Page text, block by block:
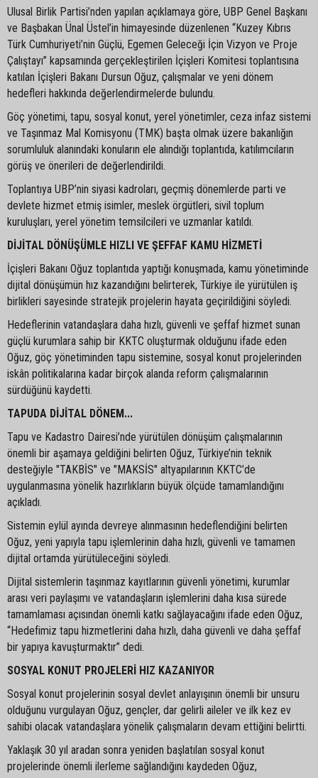
Ulusal Birlik Partisi’nden yapılan açıklamaya göre, UBP Genel Başkanı
ve Başbakan Ünal Üstel’in himayesinde düzenlenen “Kuzey Kıbrıs
Türk Cumhuriyeti’nin Güçlü, Egemen Geleceği İçin Vizyon ve Proje
Çalıştayı” kapsamında gerçekleştirilen İçişleri Komitesi toplantısına
katılan İçişleri Bakanı Dursun Oğuz, çalışmalar ve yeni dönem
hedefleri hakkında değerlendirmelerde bulundu.
Göç yönetimi, tapu, sosyal konut, yerel yönetimler, ceza infaz sistemi
ve Taşınmaz Mal Komisyonu (TMK) başta olmak üzere bakanlığın
sorumluluk alanındaki konuların ele alındığı toplantıda, katılımcıların
görüş ve önerileri de değerlendirildi.
Toplantıya UBP’nin siyasi kadroları, geçmiş dönemlerde parti ve
devlete hizmet etmiş isimler, meslek örgütleri, sivil toplum
kuruluşları, yerel yönetim temsilcileri ve uzmanlar katıldı.
DİJİTAL DÖNÜŞÜMLE HIZLI VE ŞEFFAF KAMU HİZMETİ
İçişleri Bakanı Oğuz toplantıda yaptığı konuşmada, kamu yönetiminde
dijital dönüşümün hız kazandığını belirterek, Türkiye ile yürütülen iş
birlikleri sayesinde stratejik projelerin hayata geçirildiğini söyledi.
Hedeflerinin vatandaşlara daha hızlı, güvenli ve şeffaf hizmet sunan
güçlü kurumlara sahip bir KKTC oluşturmak olduğunu ifade eden
Oğuz, göç yönetiminden tapu sistemine, sosyal konut projelerinden
iskân politikalarına kadar birçok alanda reform çalışmalarının
sürdüğünü kaydetti.
TAPUDA DİJİTAL DÖNEM...
Tapu ve Kadastro Dairesi’nde yürütülen dönüşüm çalışmalarının
önemli bir aşamaya geldiğini belirten Oğuz, Türkiye’nin teknik
desteğiyle "TAKBİS" ve "MAKSİS" altyapılarının KKTC’de
uygulanmasına yönelik hazırlıkların büyük ölçüde tamamlandığını
açıkladı.
Sistemin eylül ayında devreye alınmasının hedeflendiğini belirten
Oğuz, yeni yapıyla tapu işlemlerinin daha hızlı, güvenli ve tamamen
dijital ortamda yürütüleceğini söyledi.
Dijital sistemlerin taşınmaz kayıtlarının güvenli yönetimi, kurumlar
arası veri paylaşımı ve vatandaşların işlemlerini daha kısa sürede
tamamlaması açısından önemli katkı sağlayacağını ifade eden Oğuz,
“Hedefimiz tapu hizmetlerini daha hızlı, daha güvenli ve daha şeffaf
bir yapıya kavuşturmaktır” dedi.
SOSYAL KONUT PROJELERİ HIZ KAZANIYOR
Sosyal konut projelerinin sosyal devlet anlayışının önemli bir unsuru
olduğunu vurgulayan Oğuz, gençler, dar gelirli aileler ve ilk kez ev
sahibi olacak vatandaşlara yönelik çalışmaların devam ettiğini belirtti.
Yaklaşık 30 yıl aradan sonra yeniden başlatılan sosyal konut
projelerinde önemli ilerleme sağlandığını kaydeden Oğuz,